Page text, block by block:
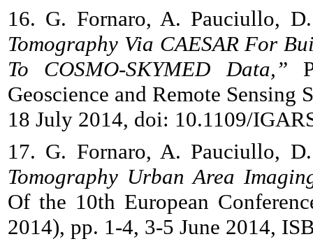
16. G. Fornaro, A. Pauciullo,
Tomography Via CAESAR For
To COSMO-SKYMED Data,”
Geoscience and Remote
18 July 2014, doi: 10.1109/
17. G. Fornaro, A. Pauciullo,
Tomography Urban Area
Of the 10th European
2014), pp. 1-4, 3-5 June 2014,